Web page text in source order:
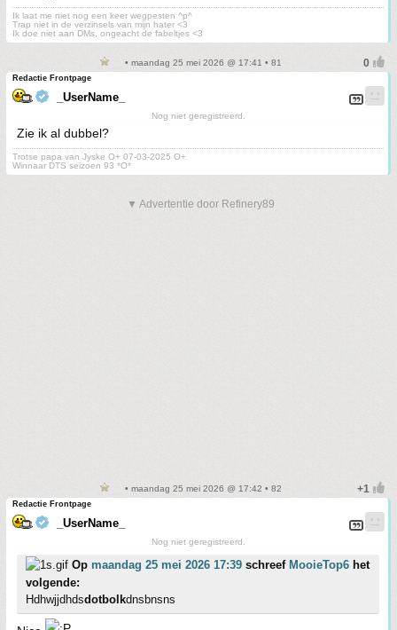
Ik laat me niet nog een keer wegpesten ^p^
Trap niet in de verzinsels van mijn hater <3
Ik doe niet aan DMs, ongeacht de fabeltjes <3
• maandag 25 mei 2026 @ 17:41 • 81
Redactie Frontpage
_UserName_
Nog niet geregistreerd.
Zie ik al dubbel?
Trotse papa van Jyske O+ 07-03-2025 O+
Winnaar DTS seizoen 93 *O*
▼ Advertentie door Refinery89
• maandag 25 mei 2026 @ 17:42 • 82
Redactie Frontpage
_UserName_
Nog niet geregistreerd.
Op maandag 25 mei 2026 17:39 schreef MooieTop6 het
volgende:
Hdhwjjdhdsdotbolkdnsbnsns